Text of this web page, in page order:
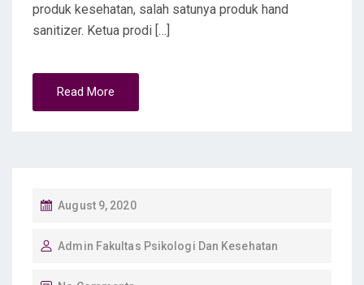
produk kesehatan, salah satunya produk hand
sanitizer. Ketua prodi […]
Read More
P
S
August 9, 2020
Admin Fakultas Psikologi Dan Kesehatan